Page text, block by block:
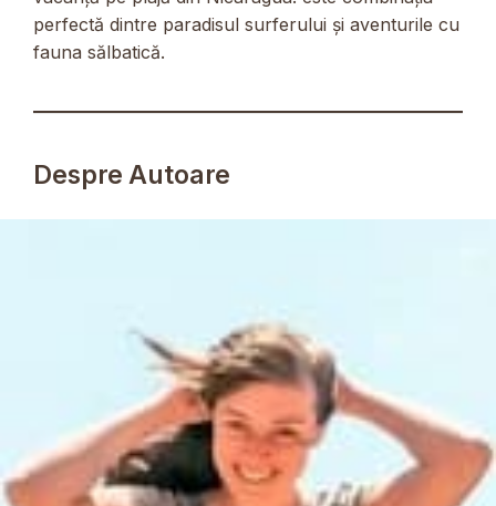
perfectă dintre paradisul surferului și aventurile cu
fauna sălbatică.
Despre Autoare